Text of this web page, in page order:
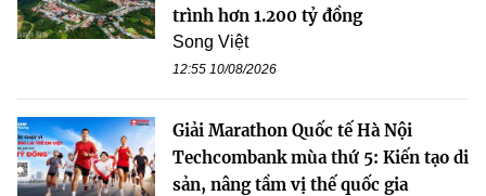
trình hơn 1.200 tỷ đồng
Song Việt
12:55 10/08/2026
Giải Marathon Quốc tế Hà Nội
Techcombank mùa thứ 5: Kiến tạo di
sản, nâng tầm vị thế quốc gia